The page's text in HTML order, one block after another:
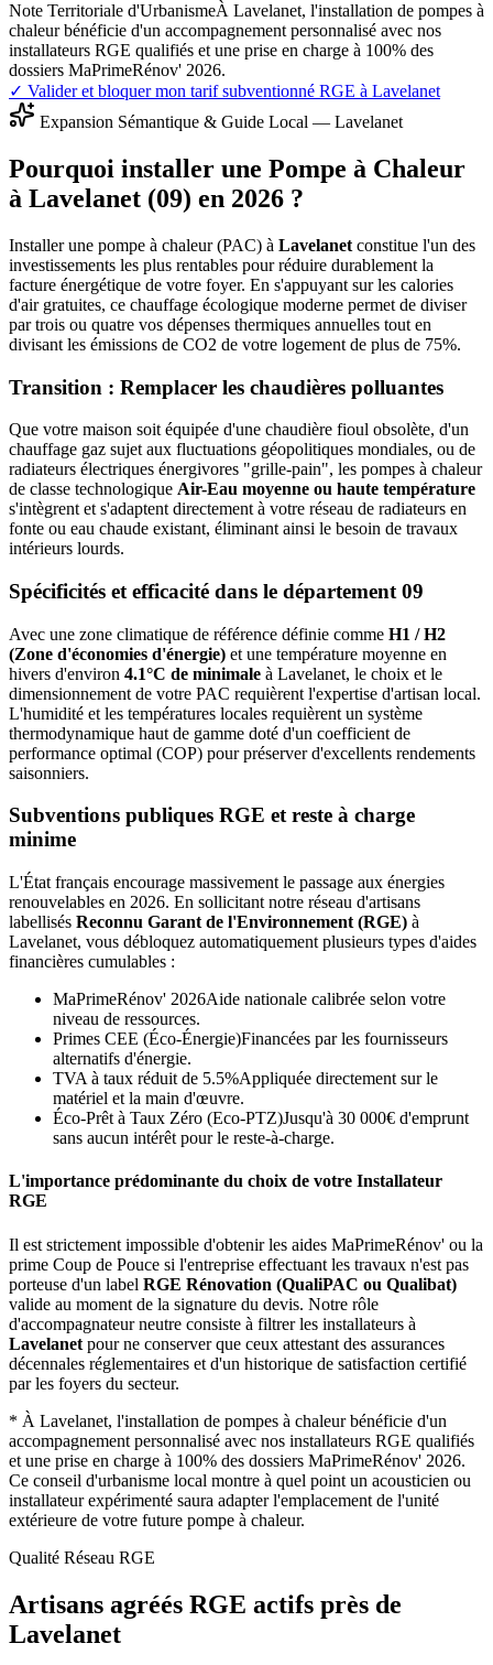
Note Territoriale d'UrbanismeÀ Lavelanet, l'installation de pompes à
chaleur bénéficie d'un accompagnement personnalisé avec nos
installateurs RGE qualifiés et une prise en charge à 100% des
dossiers MaPrimeRénov' 2026.
✓ Valider et bloquer mon tarif subventionné RGE à Lavelanet
Expansion Sémantique & Guide Local — Lavelanet
Pourquoi installer une Pompe à Chaleur
à Lavelanet (09) en 2026 ?
Installer une pompe à chaleur (PAC) à Lavelanet constitue l'un des
investissements les plus rentables pour réduire durablement la
facture énergétique de votre foyer. En s'appuyant sur les calories
d'air gratuites, ce chauffage écologique moderne permet de diviser
par trois ou quatre vos dépenses thermiques annuelles tout en
divisant les émissions de CO2 de votre logement de plus de 75%.
Transition : Remplacer les chaudières polluantes
Que votre maison soit équipée d'une chaudière fioul obsolète, d'un
chauffage gaz sujet aux fluctuations géopolitiques mondiales, ou de
radiateurs électriques énergivores "grille-pain", les pompes à chaleur
de classe technologique Air-Eau moyenne ou haute température
s'intègrent et s'adaptent directement à votre réseau de radiateurs en
fonte ou eau chaude existant, éliminant ainsi le besoin de travaux
intérieurs lourds.
Spécificités et efficacité dans le département 09
Avec une zone climatique de référence définie comme H1 / H2
(Zone d'économies d'énergie) et une température moyenne en
hivers d'environ 4.1°C de minimale à Lavelanet, le choix et le
dimensionnement de votre PAC requièrent l'expertise d'artisan local.
L'humidité et les températures locales requièrent un système
thermodynamique haut de gamme doté d'un coefficient de
performance optimal (COP) pour préserver d'excellents rendements
saisonniers.
Subventions publiques RGE et reste à charge
minime
L'État français encourage massivement le passage aux énergies
renouvelables en 2026. En sollicitant notre réseau d'artisans
labellisés Reconnu Garant de l'Environnement (RGE) à
Lavelanet, vous débloquez automatiquement plusieurs types d'aides
financières cumulables :
MaPrimeRénov' 2026Aide nationale calibrée selon votre
niveau de ressources.
Primes CEE (Éco-Énergie)Financées par les fournisseurs
alternatifs d'énergie.
TVA à taux réduit de 5.5%Appliquée directement sur le
matériel et la main d'œuvre.
Éco-Prêt à Taux Zéro (Eco-PTZ)Jusqu'à 30 000€ d'emprunt
sans aucun intérêt pour le reste-à-charge.
L'importance prédominante du choix de votre Installateur
RGE
Il est strictement impossible d'obtenir les aides MaPrimeRénov' ou la
prime Coup de Pouce si l'entreprise effectuant les travaux n'est pas
porteuse d'un label RGE Rénovation (QualiPAC ou Qualibat)
valide au moment de la signature du devis. Notre rôle
d'accompagnateur neutre consiste à filtrer les installateurs à
Lavelanet pour ne conserver que ceux attestant des assurances
décennales réglementaires et d'un historique de satisfaction certifié
par les foyers du secteur.
* À Lavelanet, l'installation de pompes à chaleur bénéficie d'un
accompagnement personnalisé avec nos installateurs RGE qualifiés
et une prise en charge à 100% des dossiers MaPrimeRénov' 2026.
Ce conseil d'urbanisme local montre à quel point un acousticien ou
installateur expérimenté saura adapter l'emplacement de l'unité
extérieure de votre future pompe à chaleur.
Qualité Réseau RGE
Artisans agréés RGE actifs près de
Lavelanet